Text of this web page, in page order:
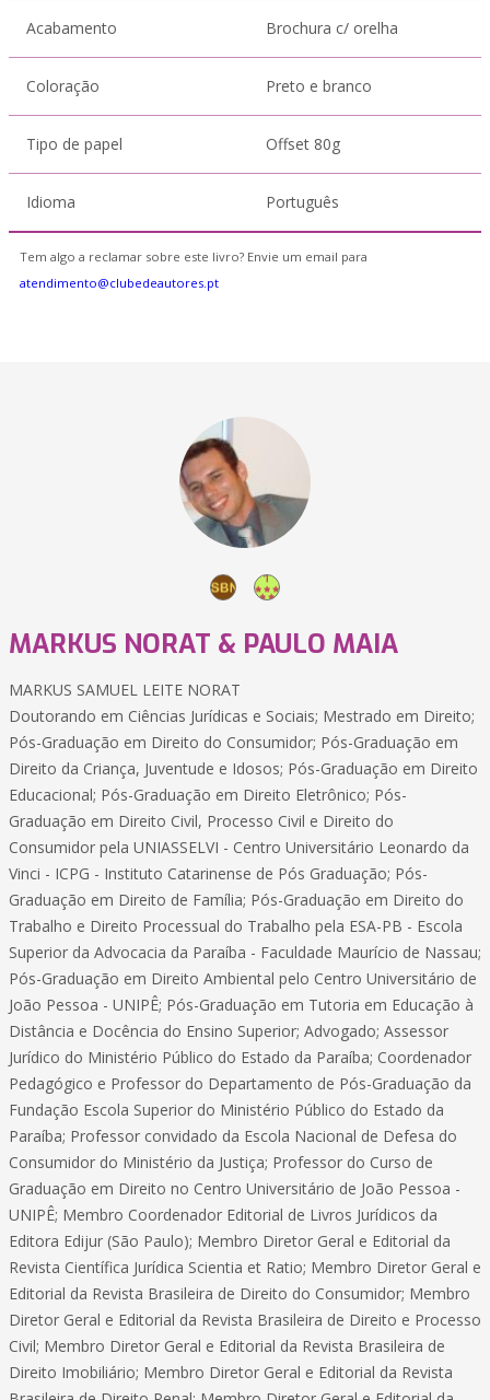
Acabamento Brochura c/ orelha
Coloração Preto e branco
Tipo de papel Offset 80g
Idioma Português
Tem algo a reclamar sobre este livro? Envie um email para
atendimento@clubedeautores.pt
MARKUS NORAT & PAULO MAIA
MARKUS SAMUEL LEITE NORAT
Doutorando em Ciências Jurídicas e Sociais; Mestrado em Direito;
Pós-Graduação em Direito do Consumidor; Pós-Graduação em
Direito da Criança, Juventude e Idosos; Pós-Graduação em Direito
Educacional; Pós-Graduação em Direito Eletrônico; Pós-
Graduação em Direito Civil, Processo Civil e Direito do
Consumidor pela UNIASSELVI - Centro Universitário Leonardo da
Vinci - ICPG - Instituto Catarinense de Pós Graduação; Pós-
Graduação em Direito de Família; Pós-Graduação em Direito do
Trabalho e Direito Processual do Trabalho pela ESA-PB - Escola
Superior da Advocacia da Paraíba - Faculdade Maurício de Nassau;
Pós-Graduação em Direito Ambiental pelo Centro Universitário de
João Pessoa - UNIPÊ; Pós-Graduação em Tutoria em Educação à
Distância e Docência do Ensino Superior; Advogado; Assessor
Jurídico do Ministério Público do Estado da Paraíba; Coordenador
Pedagógico e Professor do Departamento de Pós-Graduação da
Fundação Escola Superior do Ministério Público do Estado da
Paraíba; Professor convidado da Escola Nacional de Defesa do
Consumidor do Ministério da Justiça; Professor do Curso de
Graduação em Direito no Centro Universitário de João Pessoa -
UNIPÊ; Membro Coordenador Editorial de Livros Jurídicos da
Editora Edijur (São Paulo); Membro Diretor Geral e Editorial da
Revista Científica Jurídica Scientia et Ratio; Membro Diretor Geral e
Editorial da Revista Brasileira de Direito do Consumidor; Membro
Diretor Geral e Editorial da Revista Brasileira de Direito e Processo
Civil; Membro Diretor Geral e Editorial da Revista Brasileira de
Direito Imobiliário; Membro Diretor Geral e Editorial da Revista